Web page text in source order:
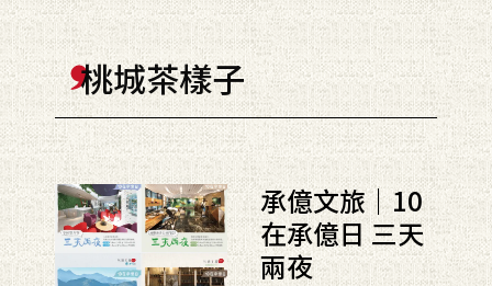
桃城茶樣子
承億文旅｜10
在承億日 三天
兩夜